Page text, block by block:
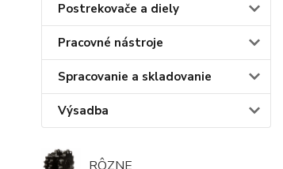
Postrekovače a diely
Pracovné nástroje
Spracovanie a skladovanie
Výsadba